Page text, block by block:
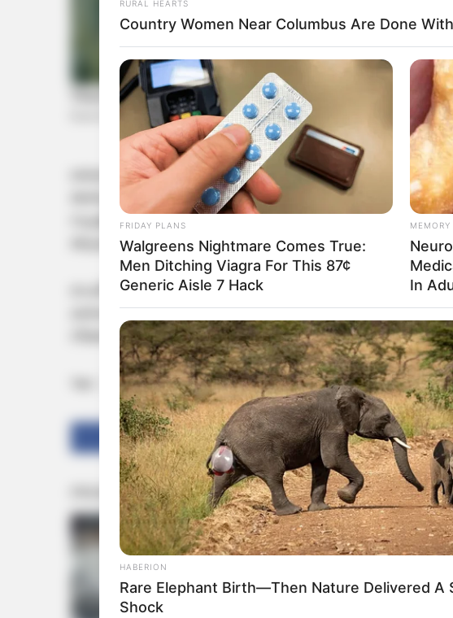
തെരഞ്ഞെടുപ്പിലേറ്റ കനത്ത പരാജയത്തിന്റെ ജാള്യത
അഴിച്ചുവിടുന്നതെന്ന് കോൺഗ്രസ് ആരോപിച്ചു.
സൃഷ്ടിക്കുകയാണെന്നും, ജനാധിപത്യപരമായ തോൽവി
അക്രമങ്ങൾക്ക് പിന്നിലെന്നും നേതാക്കൾ പറയുന്നു.
ഓഫീസിന്റെ ജനൽ ചില്ലുകളും കൊടിമരവും അക്രമികൾ
കർശന നടപടി സ്വീകരിക്കണമെന്നും പ്രദേശത്തെ
നീക്കത്തിൽ നിന്ന് സി.പി.എം പിന്തിരിയണമെന്നും
Kannur CPM ATTACK
Share Tweet
RURAL HEARTS
Country Women Near Columbus Are Done
FRIDAY PLANS
Walgreens Nightmare Comes True:
Men Ditching Viagra For This 87¢
Generic Aisle 7 Hack
In
HABERION
Rare Elephant Birth—Then Nature Delivered A
Shock